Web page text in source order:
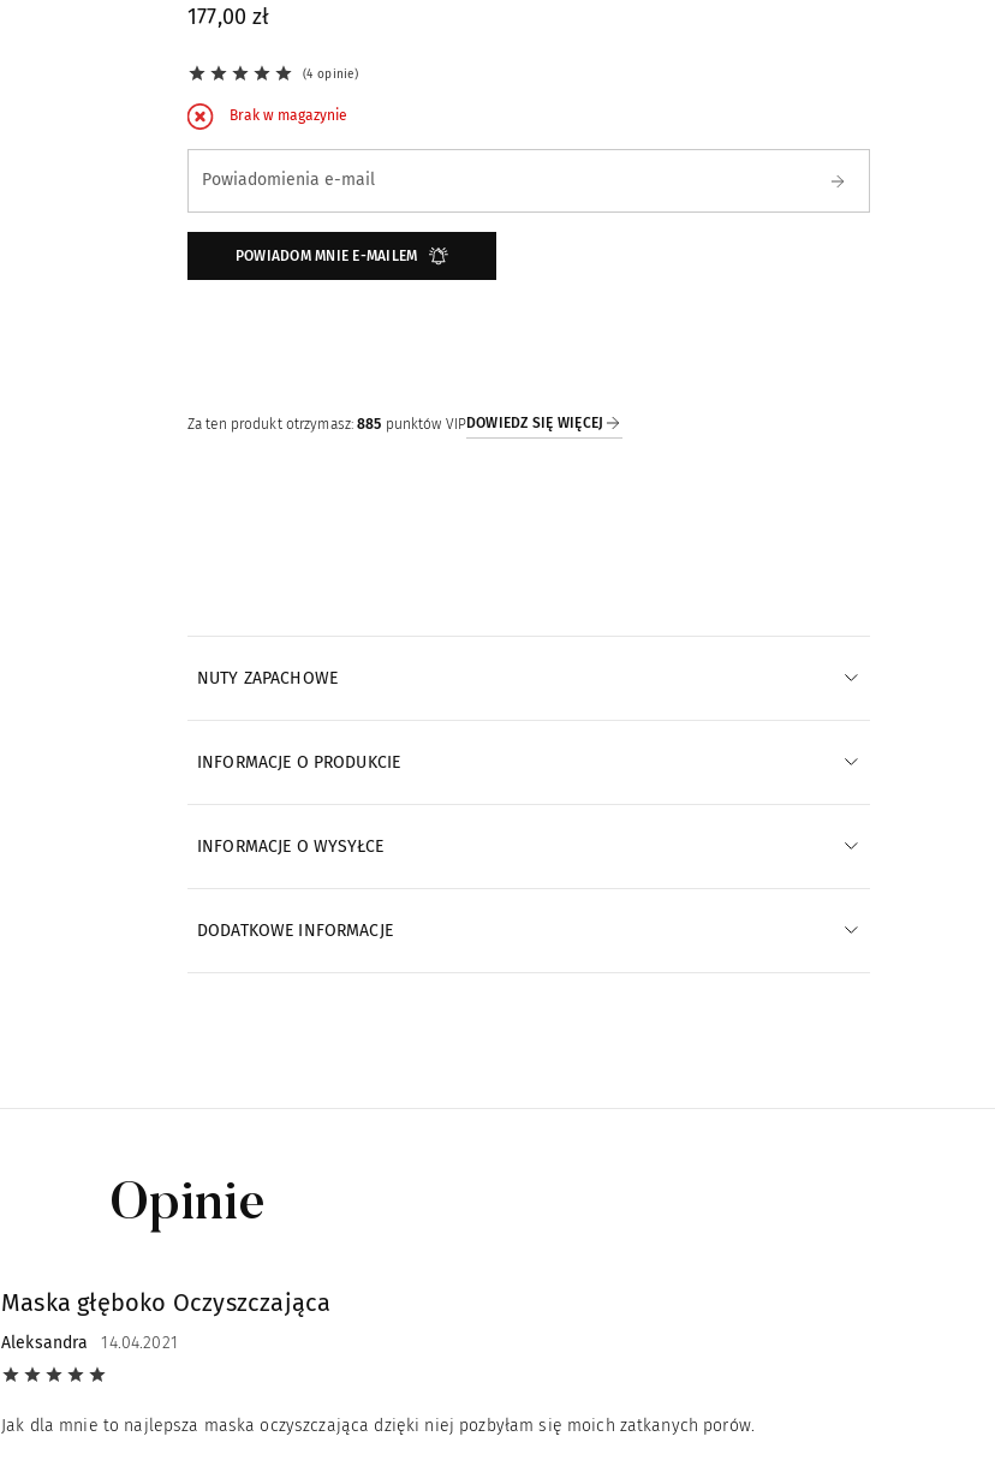
Za ten produkt otrzymasz:885 punktów VIPDOWIEDZ SIĘ WIĘCEJ
177,00 zł
4 opinie
Brak w magazynie
Zapisz się na powiadomienie o dostępności
Powiadomienia e-mail
POWIADOM MNIE E-MAILEM
NUTY ZAPACHOWE
INFORMACJE O PRODUKCIE
INFORMACJE O WYSYŁCE
DODATKOWE INFORMACJE
Opinie
Maska głęboko Oczyszczająca
Aleksandra 14.04.2021
Jak dla mnie to najlepsza maska oczyszczająca dzięki niej pozbyłam się moich zatkanych porów.